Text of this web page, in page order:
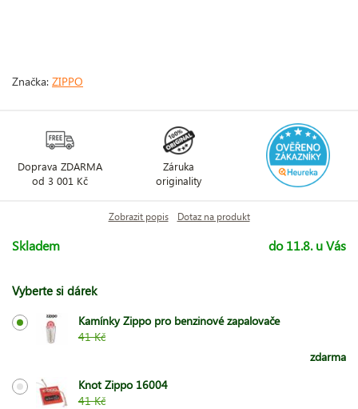
Značka: ZIPPO
Doprava ZDARMA
od 3 001 Kč
Záruka
originality
Zobrazit popis Dotaz na produkt
Skladem do 11.8. u Vás
Vyberte si dárek
Kamínky Zippo pro benzinové zapalovače
41 Kč
zdarma
Knot Zippo 16004
41 Kč